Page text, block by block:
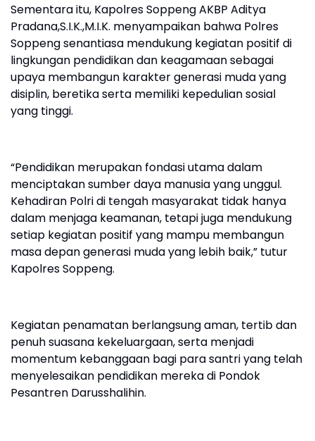
Sementara itu, Kapolres Soppeng AKBP Aditya
Pradana,S.I.K.,M.I.K. menyampaikan bahwa Polres
Soppeng senantiasa mendukung kegiatan positif di
lingkungan pendidikan dan keagamaan sebagai
upaya membangun karakter generasi muda yang
disiplin, beretika serta memiliki kepedulian sosial
yang tinggi.
“Pendidikan merupakan fondasi utama dalam
menciptakan sumber daya manusia yang unggul.
Kehadiran Polri di tengah masyarakat tidak hanya
dalam menjaga keamanan, tetapi juga mendukung
setiap kegiatan positif yang mampu membangun
masa depan generasi muda yang lebih baik,” tutur
Kapolres Soppeng.
Kegiatan penamatan berlangsung aman, tertib dan
penuh suasana kekeluargaan, serta menjadi
momentum kebanggaan bagi para santri yang telah
menyelesaikan pendidikan mereka di Pondok
Pesantren Darusshalihin.